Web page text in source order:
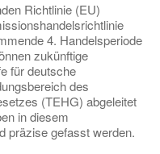
Richtlinie (EU)
4. Handelsperiode
zukünftige
für deutsche
des
(TEHG) abgeleitet
in diesem
präzise gefasst werden.